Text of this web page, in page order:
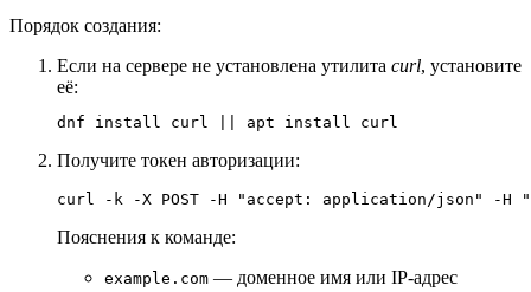
Порядок создания:
Если на сервере не установлена утилита curl, установите
её:
dnf install curl || apt install curl
Получите токен авторизации:
curl -k -X POST -H "accept: application/json" -H
Пояснения к команде:
example.com — доменное имя или IP-адрес